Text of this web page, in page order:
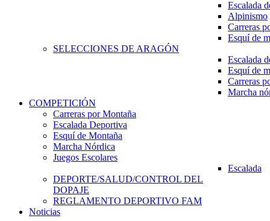
Escalada
Alpinismo
Carreras
Esquí de
SELECCIONES DE ARAGÓN
Escalada
Esquí de
Carreras
Marcha
COMPETICIÓN
Carreras por Montaña
Escalada Deportiva
Esquí de Montaña
Marcha Nórdica
Juegos Escolares
Escalada
DEPORTE/SALUD/CONTROL DEL
DOPAJE
REGLAMENTO DEPORTIVO FAM
Noticias